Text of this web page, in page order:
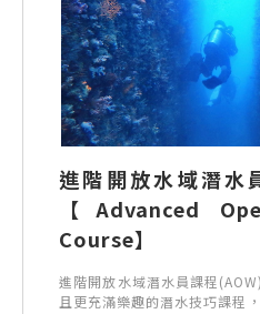
進階開放水域潛水
【Advanced
Course】
進階開放水域潛水員課程
且更充滿樂趣的潛水技巧課程